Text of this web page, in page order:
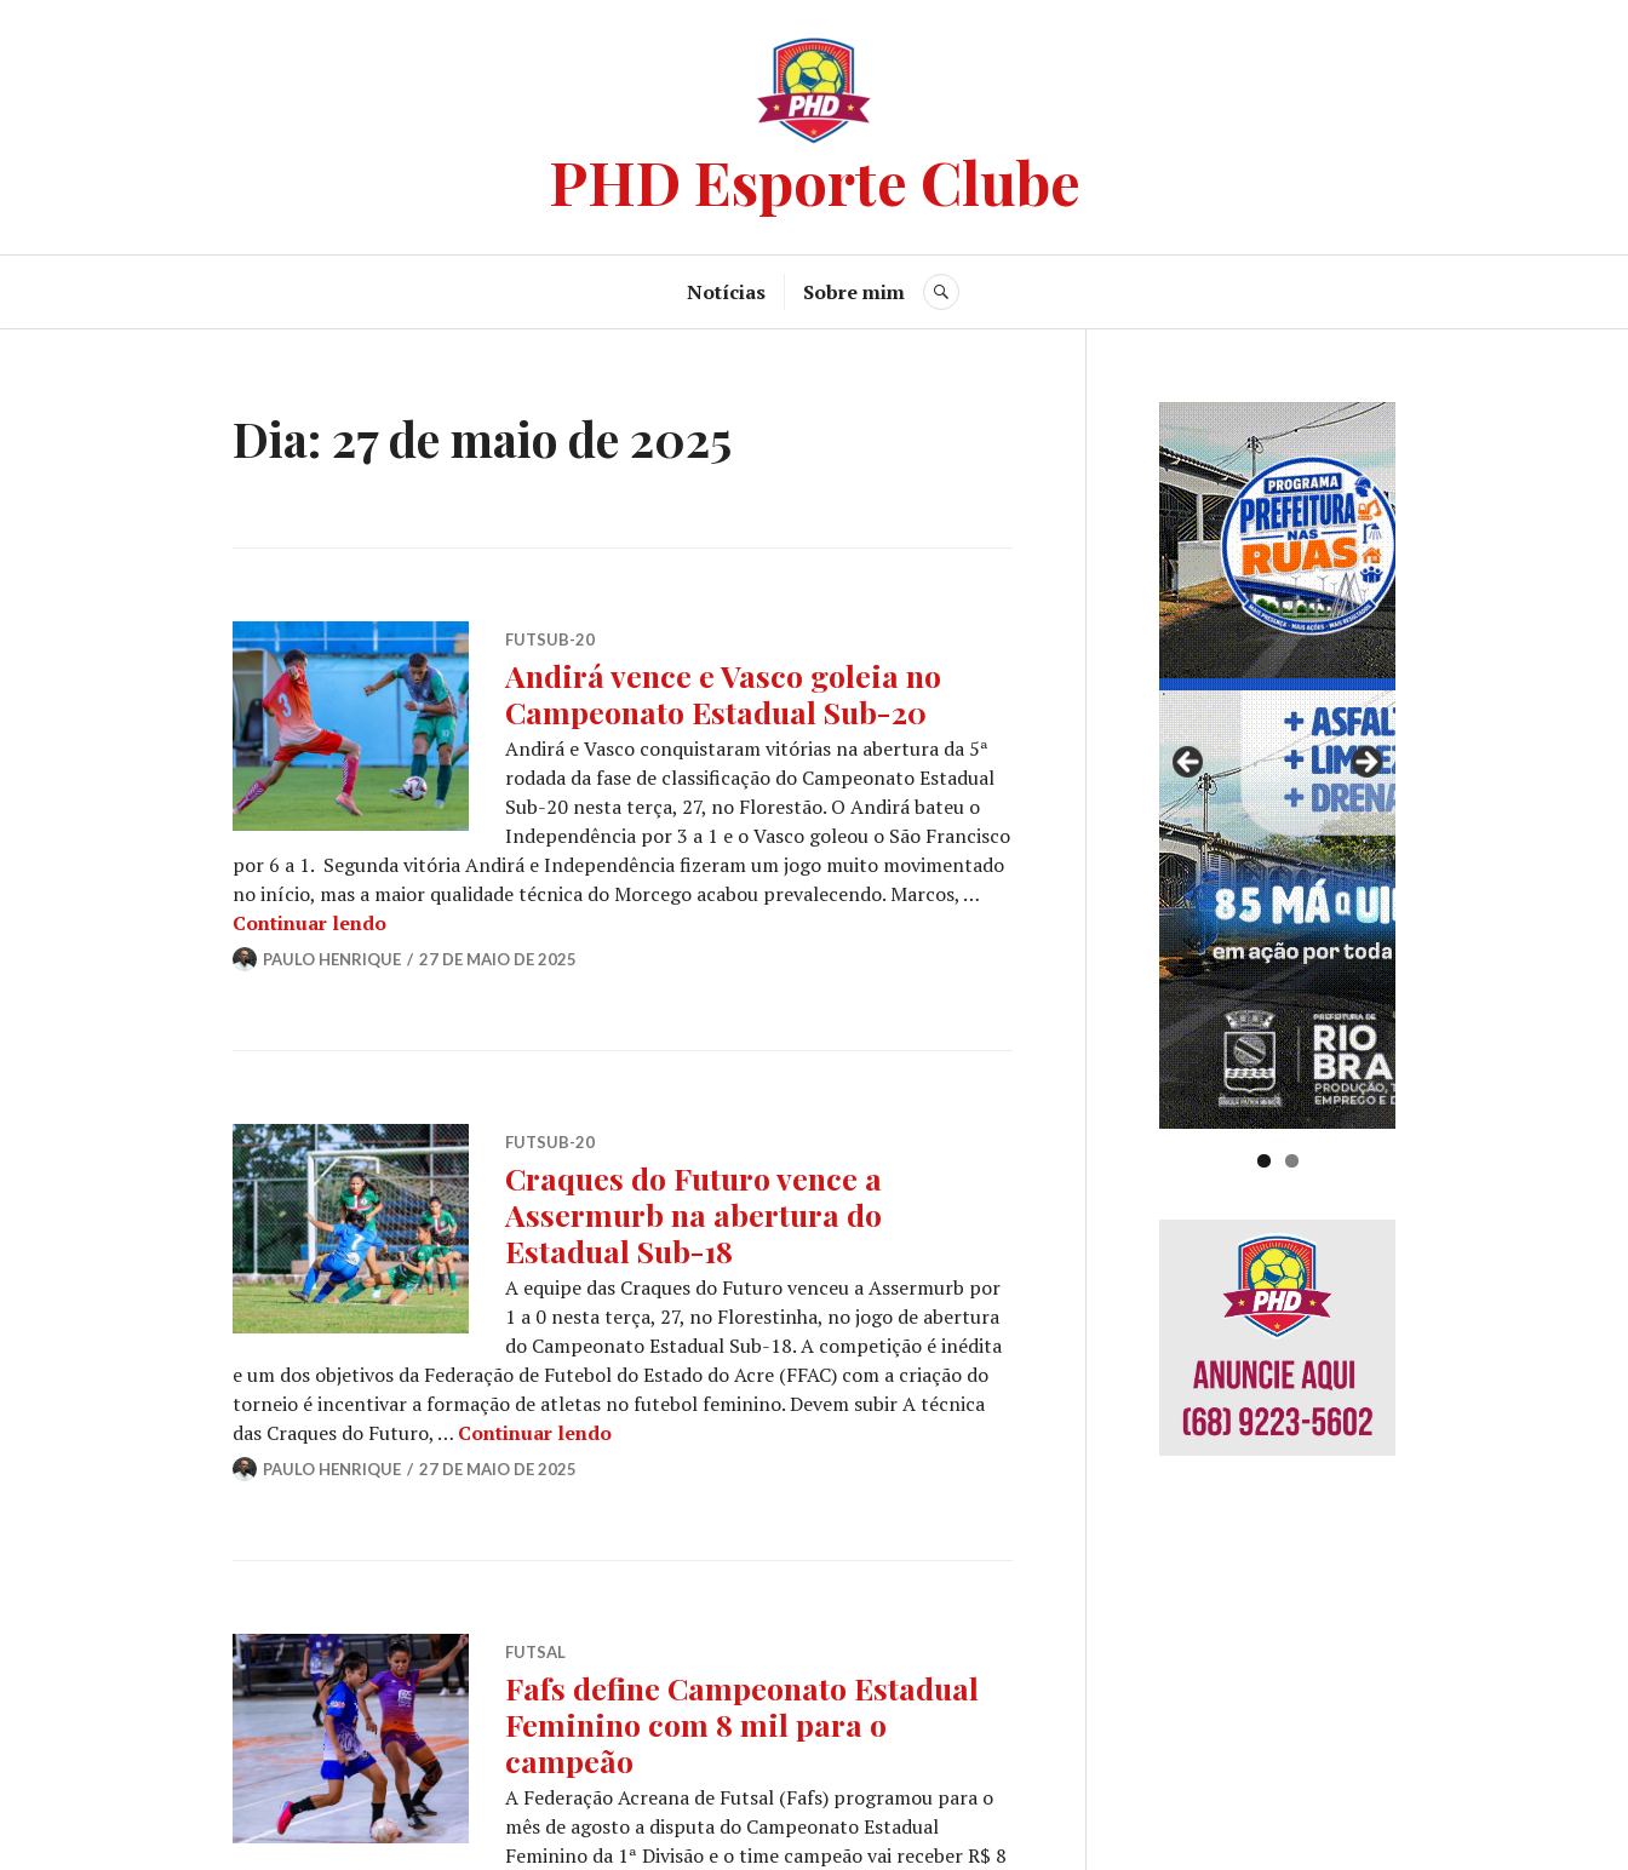
PHD Esporte Clube
Notícias Sobre mim
Dia: 27 de maio de 2025
FUTSUB-20
Andirá vence e Vasco goleia no
Campeonato Estadual Sub-20
Andirá e Vasco conquistaram vitórias na abertura da 5ª
rodada da fase de classificação do Campeonato Estadual
Sub-20 nesta terça, 27, no Florestão. O Andirá bateu o
Independência por 3 a 1 e o Vasco goleou o São Francisco
por 6 a 1. Segunda vitória Andirá e Independência fizeram um jogo muito movimentado
no início, mas a maior qualidade técnica do Morcego acabou prevalecendo. Marcos, …
Continuar lendo
PAULO HENRIQUE 27 DE MAIO DE 2025
FUTSUB-20
Craques do Futuro vence a
Assermurb na abertura do
Estadual Sub-18
A equipe das Craques do Futuro venceu a Assermurb por
1 a 0 nesta terça, 27, no Florestinha, no jogo de abertura
do Campeonato Estadual Sub-18. A competição é inédita
e um dos objetivos da Federação de Futebol do Estado do Acre (FFAC) com a criação do
torneio é incentivar a formação de atletas no futebol feminino. Devem subir A técnica
das Craques do Futuro, … Continuar lendo
PAULO HENRIQUE 27 DE MAIO DE 2025
FUTSAL
Fafs define Campeonato Estadual
Feminino com 8 mil para o
campeão
A Federação Acreana de Futsal (Fafs) programou para o
mês de agosto a disputa do Campeonato Estadual
Feminino da 1ª Divisão e o time campeão vai receber R$ 8